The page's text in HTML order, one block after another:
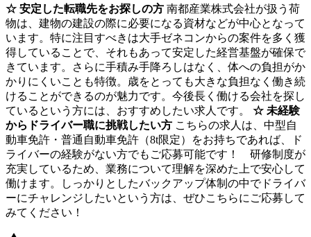
☆ 安定した転職先をお探しの方 南都産業株式会社が扱う荷
物は、建物の建設の際に必要になる資材などが中心となって
います。特に注目すべきは大手ゼネコンからの案件を多く獲
得していることで、それもあって安定した経営基盤が確保で
きています。さらに手積み手降ろしはなく、体への負担がか
かりにくいことも特徴。歳をとっても大きな負担なく働き続
けることができるのが魅力です。今後長く働ける会社を探し
ているという方には、おすすめしたい求人です。 ☆ 未経験
からドライバー職に挑戦したい方 こちらの求人は、中型自
動車免許・普通自動車免許（8t限定）をお持ちであれば、ド
ライバーの経験がない方でもご応募可能です！ 研修制度が
充実しているため、業務について理解を深めた上で安心して
働けます。しっかりとしたバックアップ体制の中でドライバ
ーにチャレンジしたいという方は、ぜひこちらにご応募して
みてください！